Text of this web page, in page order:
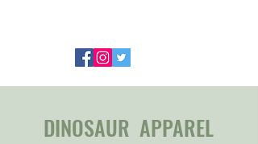
DINOSAUR APPAREL